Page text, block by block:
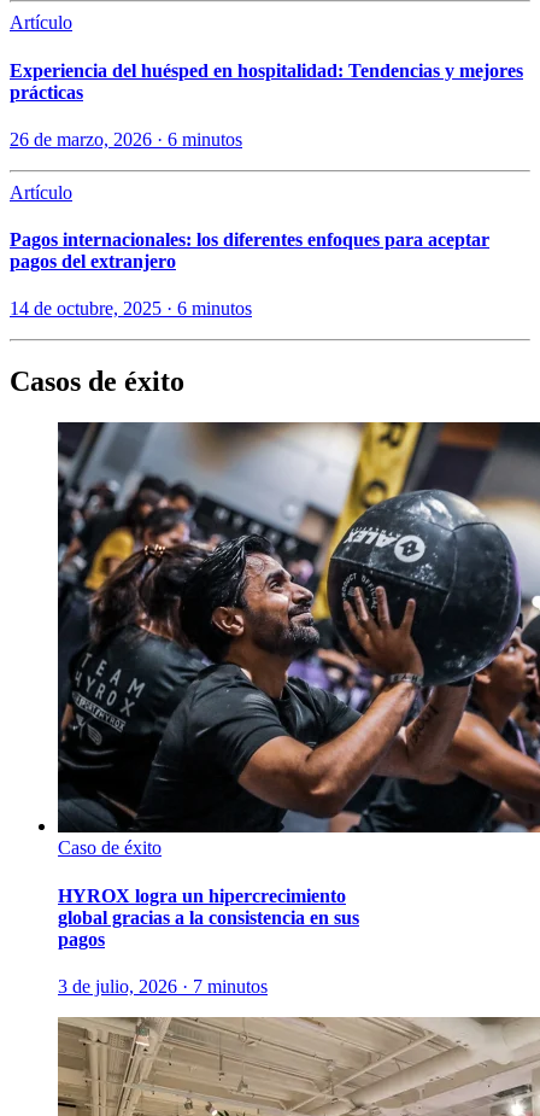
Artículo
Experiencia del huésped en hospitalidad: Tendencias y mejores
prácticas
26 de marzo, 2026 · 6 minutos
Artículo
Pagos internacionales: los diferentes enfoques para aceptar
pagos del extranjero
14 de octubre, 2025 · 6 minutos
Casos de éxito
Caso de éxito
HYROX logra un hipercrecimiento
global gracias a la consistencia en sus
pagos
3 de julio, 2026 · 7 minutos